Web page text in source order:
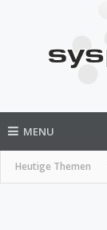
MENU
Heutige Themen